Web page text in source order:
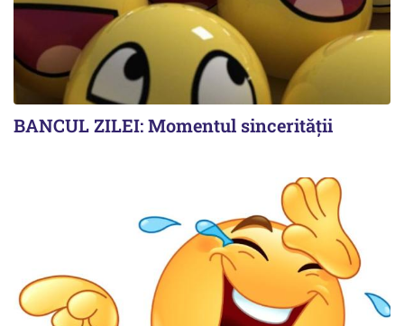
BANCUL ZILEI: Momentul sincerității